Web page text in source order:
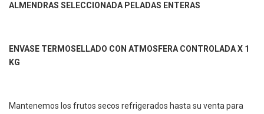
ALMENDRAS SELECCIONADA PELADAS ENTERAS
ENVASE TERMOSELLADO CON ATMOSFERA CONTROLADA X 1
KG
Mantenemos los frutos secos refrigerados hasta su venta para